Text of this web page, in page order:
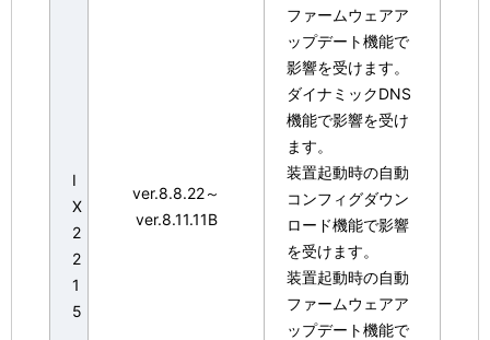
I
X
2
2
1
5
ver.8.8.22～
ver.8.11.11B
ファームウェアア
ップデート機能で
影響を受けます。
ダイナミックDNS
機能で影響を受け
ます。
装置起動時の自動
コンフィグダウン
ロード機能で影響
を受けます。
装置起動時の自動
ファームウェアア
ップデート機能で